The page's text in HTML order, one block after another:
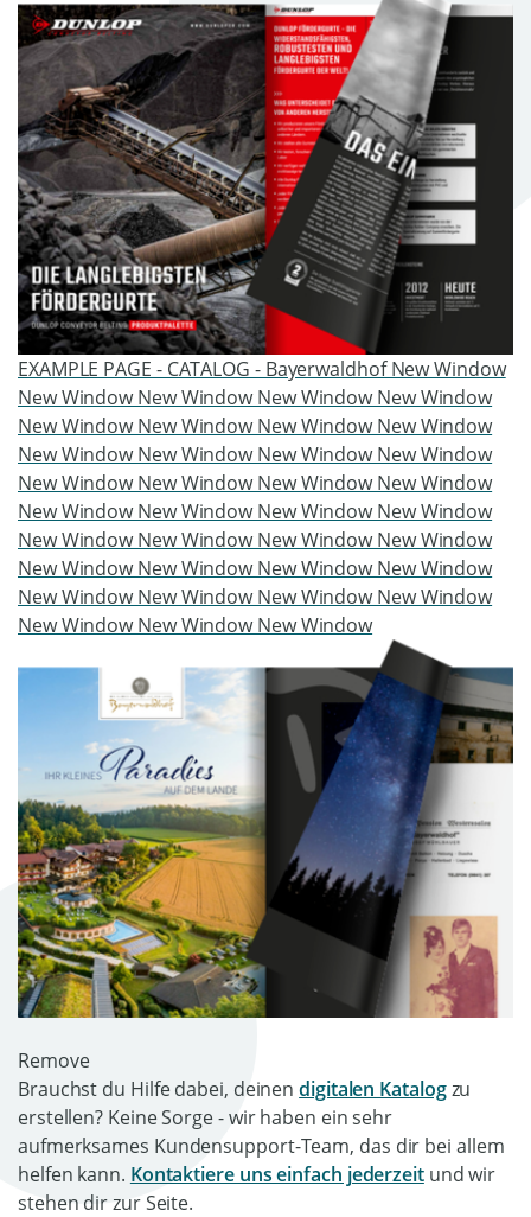
EXAMPLE PAGE - CATALOG - Bayerwaldhof New Window
New Window New Window New Window New Window
New Window New Window New Window New Window
New Window New Window New Window New Window
New Window New Window New Window New Window
New Window New Window New Window New Window
New Window New Window New Window New Window
New Window New Window New Window New Window
New Window New Window New Window New Window
New Window New Window New Window
Remove
Brauchst du Hilfe dabei, deinendigitalen Katalogzu
erstellen? Keine Sorge - wir haben ein sehr
aufmerksames Kundensupport-Team, das dir bei allem
helfen kann. Kontaktiere uns einfach jederzeitund wir
stehen dir zur Seite.